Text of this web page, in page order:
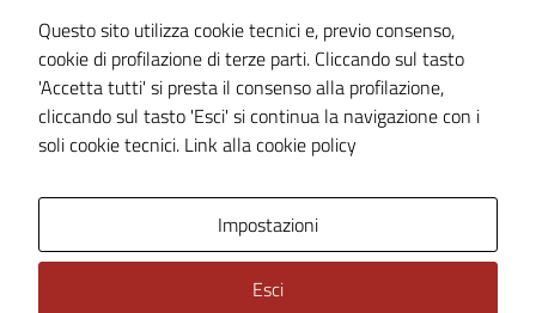
Note legali
Dichiarazione di accessibilità
Piano di miglioramento del sito
Statistiche sito web
Questo sito utilizza cookie tecnici e, previo consenso,
cookie di profilazione di terze parti. Cliccando sul tasto
'Accetta tutti' si presta il consenso alla profilazione,
cliccando sul tasto 'Esci' si continua la navigazione con i
soli cookie tecnici. Link alla cookie policy
Impostazioni
Esci